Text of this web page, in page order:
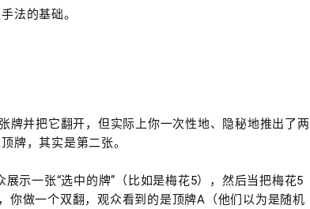
法的基础。
牌并把它翻开，但实际上你一次性地、隐秘地推出了两
牌，其实是第二张。
示一张“选中的牌”（比如是梅花5），然后当把梅花5
你做一个双翻，观众看到的是顶牌A（他们以为是随机